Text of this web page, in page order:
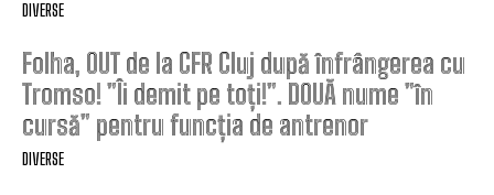
DIVERSE
Folha, OUT de la CFR Cluj după înfrângerea cu
Tromso! ”Îi demit pe toți!”. DOUĂ nume ”în
cursă” pentru funcția de antrenor
DIVERSE